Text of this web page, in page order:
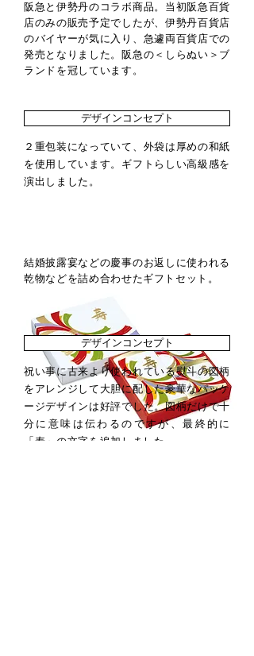
阪急と伊勢丹のコラボ商品。当初阪急百貨
店のみの販売予定でしたが、伊勢丹百貨店
のバイヤーが気に入り、急遽両百貨店での
発売となりました。阪急の＜しらぬい＞ブ
ランドを冠しています。
デザインコンセプト
２重包装になっていて、外袋は厚めの和紙
を使用しています。ギフトらしい高級感を
演出しました。
結婚披露宴などの慶事のお返しに使われる
乾物などを詰め合わせたギフトセット。
デザインコンセプト
祝い事に古来より使われている熨斗の図柄
をアレンジして大胆に配した豪華なパッケ
ージデザインは好評でした。図柄だけで十
分に意味は伝わるのですが、最終的に
「寿」の文字を追加しました。